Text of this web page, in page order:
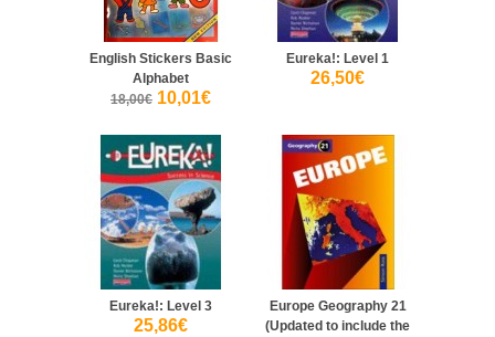
English Stickers Basic
Alphabet
18,00€ 10,01€
Eureka!: Level 1
26,50€
Eureka!: Level 3
25,86€
Europe Geography 21
(Updated to include the